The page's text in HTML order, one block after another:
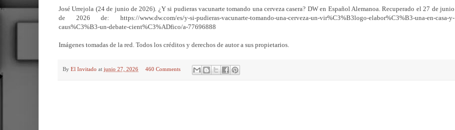
José Urrejola (24 de junio de 2026). ¿Y si pudieras vacunarte tomando una cerveza casera? DW en Español Alemanoa. Recuperado el 27 de junio
de 2026 de: https://www.dw.com/es/y-si-pudieras-vacunarte-tomando-una-cerveza-un-vir%C3%B3logo-elabor%C3%B3-una-en-casa-y-
caus%C3%B3-un-debate-cient%C3%ADfico/a-77696888
Imágenes tomadas de la red. Todos los créditos y derechos de autor a sus propietarios.
By El Invitado at junio 27, 2026 460 Comments